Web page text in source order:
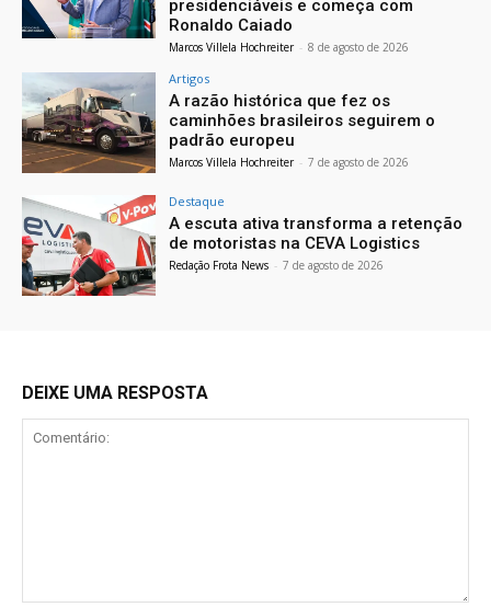
presidenciáveis e começa com
Ronaldo Caiado
Marcos Villela Hochreiter - 8 de agosto de 2026
Artigos
A razão histórica que fez os
caminhões brasileiros seguirem o
padrão europeu
Marcos Villela Hochreiter - 7 de agosto de 2026
Destaque
A escuta ativa transforma a retenção
de motoristas na CEVA Logistics
Redação Frota News - 7 de agosto de 2026
DEIXE UMA RESPOSTA